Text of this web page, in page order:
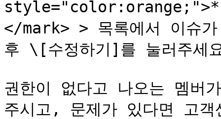
style="color:orange;">**
</mark> > 목록에서 이슈
후 \[수정하기]를 눌러주세
권한이 없다고 나오는 멤버
주시고, 문제가 있다면 고객